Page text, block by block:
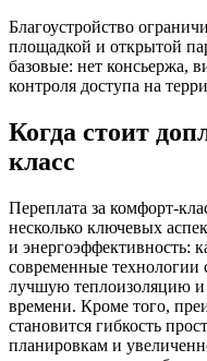
Благоустройство
площадкой и открытой
базовые: нет консьержа,
контроля доступа на
Когда стоит
класс
Переплата за комфорт-
несколько ключевых
и энергоэффективность:
современные технологии
лучшую теплоизоляцию и
времени. Кроме того,
становится гибкость
планировкам и